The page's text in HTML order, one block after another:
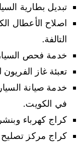
تبديل بطارية
اصلاح الأعطال
التالفة.
خدمة فحص
تعبئة غاز
خدمة صيانة
في الكويت.
كراج كهرباء
كراج مركز